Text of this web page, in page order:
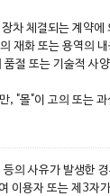
차 체결되는 계약
재화 또는 용역의
절 또는 기술적 사
"몰"이 고의 또는
의 사유가 발생한
이용자 또는 제3자